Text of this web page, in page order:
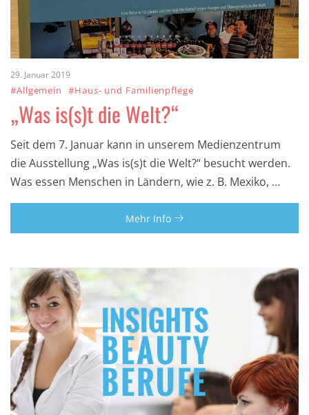
29. Januar 2019
#Allgemein #Haus- und Familienpflege
„Was is(s)t die Welt?“
Seit dem 7. Januar kann in unserem Medienzentrum
die Ausstellung „Was is(s)t die Welt?“ besucht werden.
Was essen Menschen in Ländern, wie z. B. Mexiko, …
Mehr Info